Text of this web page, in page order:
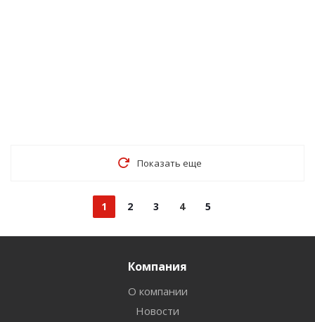
Показать еще
1 2 3 4 5
Компания
О компании
Новости